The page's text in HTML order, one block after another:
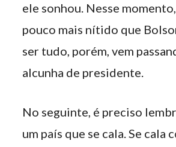
ele sonhou. Nesse
pouco mais nítido que
ser tudo, porém, vem
alcunha de presidente.
No seguinte, é preciso
um país que se cala. Se cala